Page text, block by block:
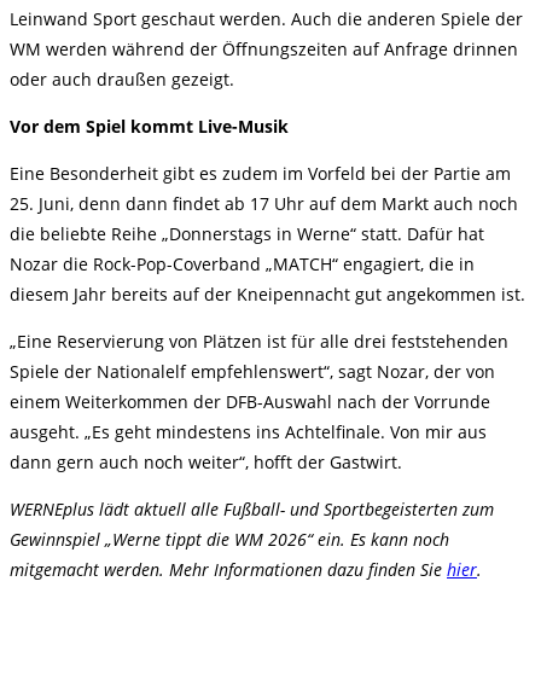
Leinwand Sport geschaut werden. Auch die anderen Spiele der
WM werden während der Öffnungszeiten auf Anfrage drinnen
oder auch draußen gezeigt.
Vor dem Spiel kommt Live-Musik
Eine Besonderheit gibt es zudem im Vorfeld bei der Partie am
25. Juni, denn dann findet ab 17 Uhr auf dem Markt auch noch
die beliebte Reihe „Donnerstags in Werne“ statt. Dafür hat
Nozar die Rock-Pop-Coverband „MATCH“ engagiert, die in
diesem Jahr bereits auf der Kneipennacht gut angekommen ist.
„Eine Reservierung von Plätzen ist für alle drei feststehenden
Spiele der Nationalelf empfehlenswert“, sagt Nozar, der von
einem Weiterkommen der DFB-Auswahl nach der Vorrunde
ausgeht. „Es geht mindestens ins Achtelfinale. Von mir aus
dann gern auch noch weiter“, hofft der Gastwirt.
WERNEplus lädt aktuell alle Fußball- und Sportbegeisterten zum
Gewinnspiel „Werne tippt die WM 2026“ ein. Es kann noch
mitgemacht werden. Mehr Informationen dazu finden Sie hier.